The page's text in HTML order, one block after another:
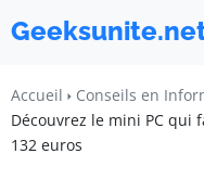
Accueil
Conseils en
Découvrez le mini PC
132 euros